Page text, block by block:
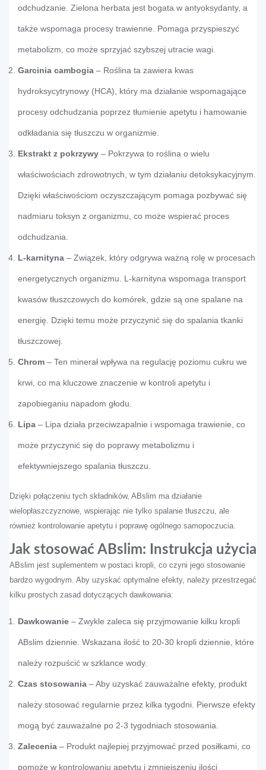
odchudzanie. Zielona herbata jest bogata w antyoksydanty, a
także wspomaga procesy trawienne. Pomaga przyspieszyć
metabolizm, co może sprzyjać szybszej utracie wagi.
Garcinia cambogia – Roślina ta zawiera kwas
hydroksycytrynowy (HCA), który ma działanie wspomagające
procesy odchudzania poprzez tłumienie apetytu i hamowanie
odkładania się tłuszczu w organizmie.
Ekstrakt z pokrzywy – Pokrzywa to roślina o wielu
właściwościach zdrowotnych, w tym działaniu detoksykacyjnym.
Dzięki właściwościom oczyszczającym pomaga pozbywać się
nadmiaru toksyn z organizmu, co może wspierać proces
odchudzania.
L-karnityna – Związek, który odgrywa ważną rolę w procesach
energetycznych organizmu. L-karnityna wspomaga transport
kwasów tłuszczowych do komórek, gdzie są one spalane na
energię. Dzięki temu może przyczynić się do spalania tkanki
tłuszczowej.
Chrom – Ten minerał wpływa na regulację poziomu cukru we
krwi, co ma kluczowe znaczenie w kontroli apetytu i
zapobieganiu napadom głodu.
Lipa – Lipa działa przeciwzapalnie i wspomaga trawienie, co
może przyczynić się do poprawy metabolizmu i
efektywniejszego spalania tłuszczu.
Dzięki połączeniu tych składników, ABslim ma działanie
wielopłaszczyznowe, wspierając nie tylko spalanie tłuszczu, ale
również kontrolowanie apetytu i poprawę ogólnego samopoczucia.
Jak stosować ABslim: Instrukcja użycia
ABslim jest suplementem w postaci kropli, co czyni jego stosowanie
bardzo wygodnym. Aby uzyskać optymalne efekty, należy przestrzegać
kilku prostych zasad dotyczących dawkowania:
Dawkowanie – Zwykle zaleca się przyjmowanie kilku kropli
ABslim dziennie. Wskazana ilość to 20-30 kropli dziennie, które
należy rozpuścić w szklance wody.
Czas stosowania – Aby uzyskać zauważalne efekty, produkt
należy stosować regularnie przez kilka tygodni. Pierwsze efekty
mogą być zauważalne po 2-3 tygodniach stosowania.
Zalecenia – Produkt najlepiej przyjmować przed posiłkami, co
pomoże w kontrolowaniu apetytu i zmniejszeniu ilości